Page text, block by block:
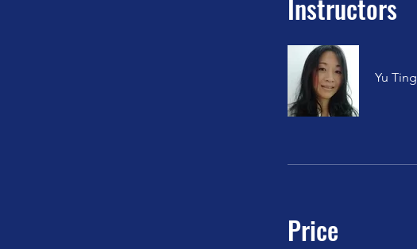
Instructors
Yu Ting
Price